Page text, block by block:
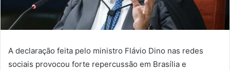
A declaração feita pelo ministro Flávio Dino nas redes
sociais provocou forte repercussão em Brasília e